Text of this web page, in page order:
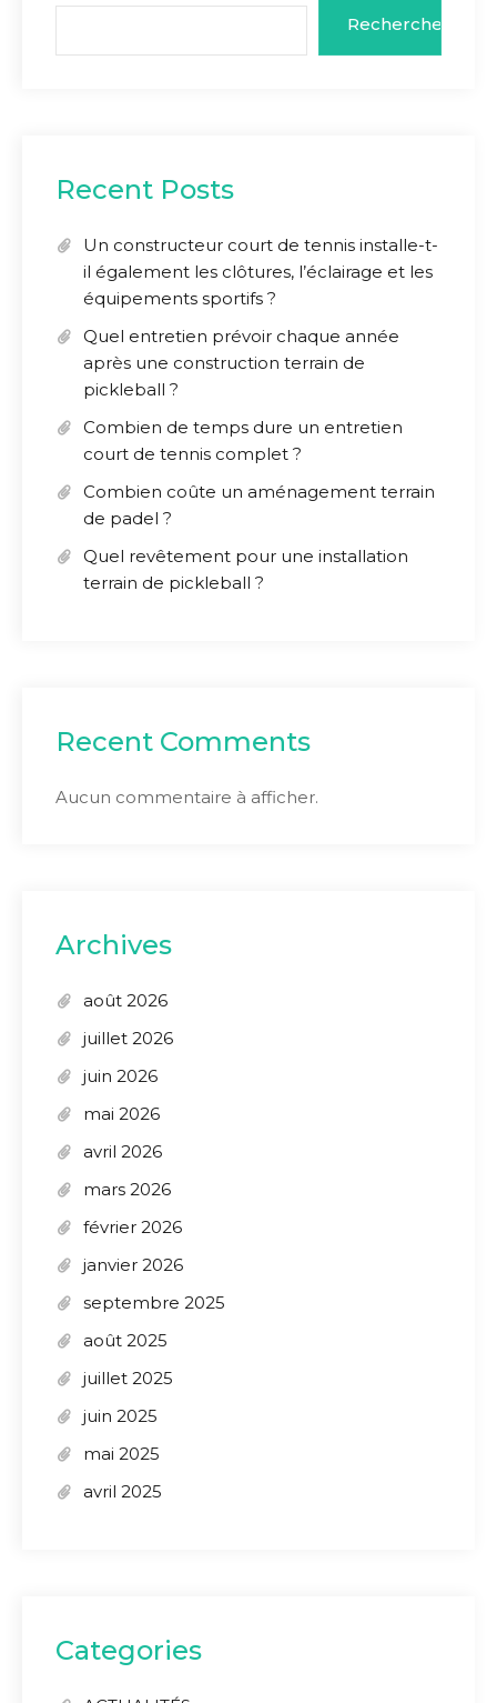
Rechercher
Recent Posts
Un constructeur court de tennis installe-t-
il également les clôtures, l’éclairage et les
équipements sportifs ?
Quel entretien prévoir chaque année
après une construction terrain de
pickleball ?
Combien de temps dure un entretien
court de tennis complet ?
Combien coûte un aménagement terrain
de padel ?
Quel revêtement pour une installation
terrain de pickleball ?
Recent Comments
Aucun commentaire à afficher.
Archives
août 2026
juillet 2026
juin 2026
mai 2026
avril 2026
mars 2026
février 2026
janvier 2026
septembre 2025
août 2025
juillet 2025
juin 2025
mai 2025
avril 2025
Categories